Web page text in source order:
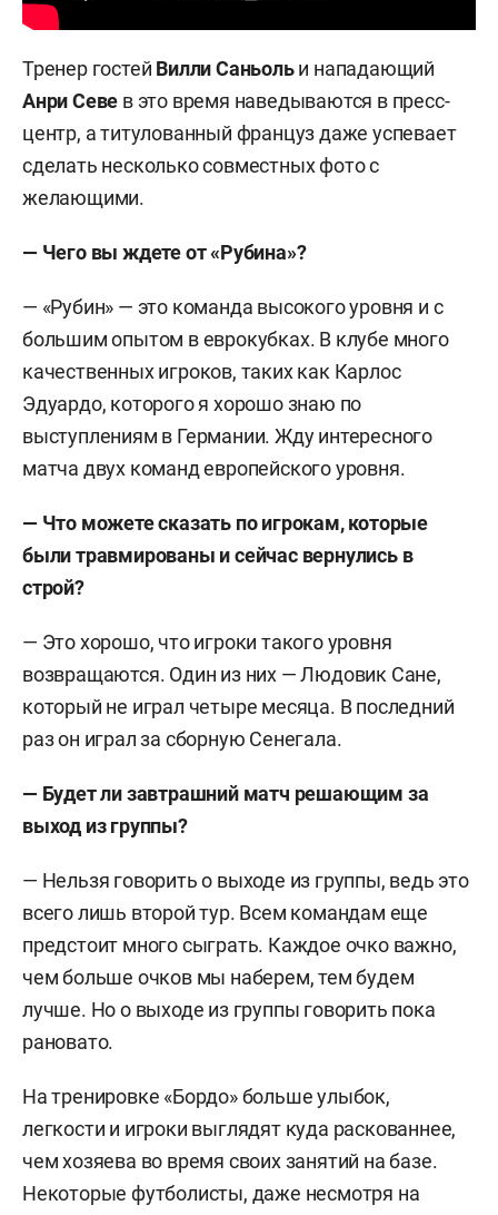
Тренер гостей Вилли Саньольи нападающий
Анри Севе в это время наведываются в пресс-
центр, а титулованный француз даже успевает
сделать несколько совместных фото с
желающими.
— Чего вы ждете от «Рубина»?
— «Рубин» — это команда высокого уровня и с
большим опытом в еврокубках. В клубе много
качественных игроков, таких как Карлос
Эдуардо, которого я хорошо знаю по
выступлениям в Германии. Жду интересного
матча двух команд европейского уровня.
— Что можете сказать по игрокам, которые
были травмированы и сейчас вернулись в
строй?
— Это хорошо, что игроки такого уровня
возвращаются. Один из них — Людовик Сане,
который не играл четыре месяца. В последний
раз он играл за сборную Сенегала.
— Будет ли завтрашний матч решающим за
выход из группы?
— Нельзя говорить о выходе из группы, ведь это
всего лишь второй тур. Всем командам еще
предстоит много сыграть. Каждое очко важно,
чем больше очков мы наберем, тем будем
лучше. Но о выходе из группы говорить пока
рановато.
На тренировке «Бордо» больше улыбок,
легкости и игроки выглядят куда раскованнее,
чем хозяева во время своих занятий на базе.
Некоторые футболисты, даже несмотря на